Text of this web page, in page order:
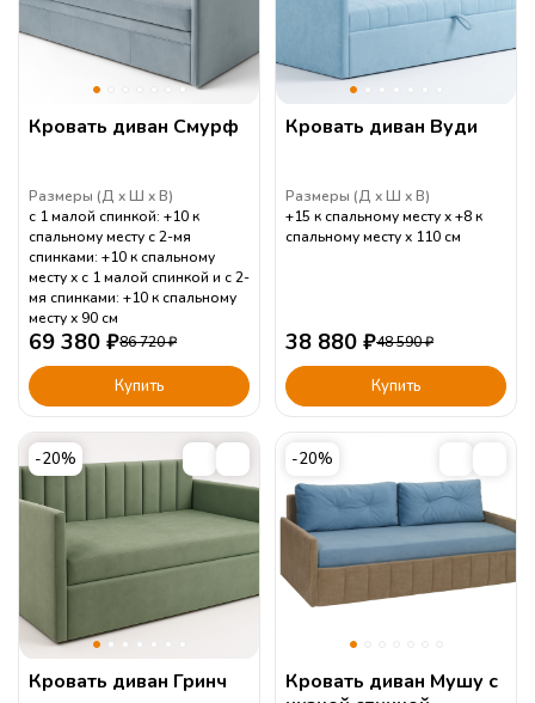
Кровать диван Смурф
Размеры (Д Ш В)
с 1 малой спинкой: +10 к
спальному месту с 2-мя
спинками: +10 к спальному
месту
с 1 малой спинкой и с 2-
мя спинками: +10 к спальному
месту
90 см
69 380 ₽86 720₽
Купить
Кровать диван Вуди
Размеры (Д Ш В)
+15 к спальному месту
+8 к
спальному месту
110 см
38 880 ₽48 590₽
Купить
-20%
Кровать диван Гринч
-20%
Кровать диван Мушу с